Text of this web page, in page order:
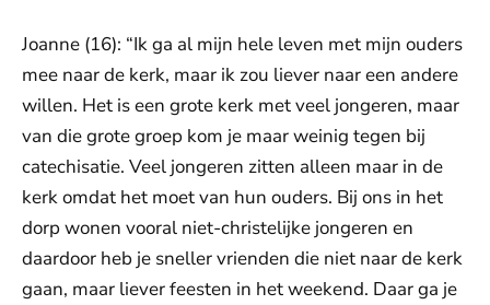
Joanne (16): “Ik ga al mijn hele leven met mijn ouders
mee naar de kerk, maar ik zou liever naar een andere
willen. Het is een grote kerk met veel jongeren, maar
van die grote groep kom je maar weinig tegen bij
catechisatie. Veel jongeren zitten alleen maar in de
kerk omdat het moet van hun ouders. Bij ons in het
dorp wonen vooral niet-christelijke jongeren en
daardoor heb je sneller vrienden die niet naar de kerk
gaan, maar liever feesten in het weekend. Daar ga je